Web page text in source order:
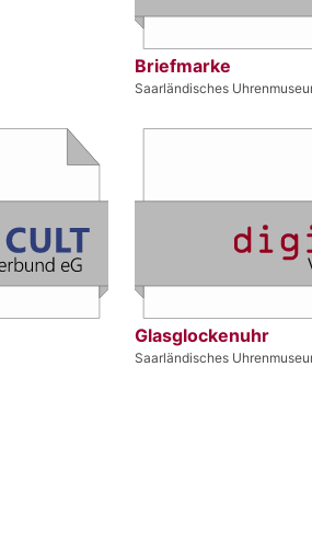
Briefmarke
Saarländisches
Glasglockenuhr
Saarländisches